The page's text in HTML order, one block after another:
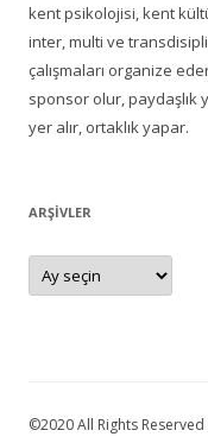
kent psikolojisi, kent
inter, multi ve
çalışmaları organize
sponsor olur,
yer alır, ortaklık yapar.
ARŞIVLER
Arşivler
©2020 All Rights